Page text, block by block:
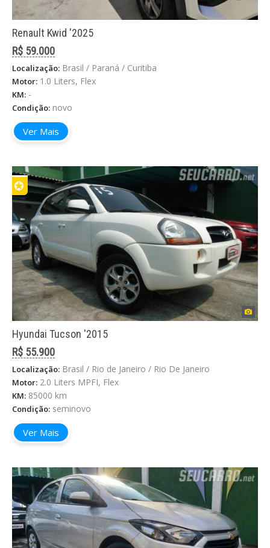
Renault Kwid '2025
R$ 59.000
Localização: Brasil / Paraná / Curitiba
Motor: 1.0 Liters, Flex
KM: -
Condição: novo
Ver Mais
✪
Hyundai Tucson '2015
R$ 55.900
Localização: Brasil / Rio de Janeiro / Rio De Janeiro
Motor: 2.0 Liters MPFI, Flex
KM: 85000 km
Condição: seminovo
Ver Mais